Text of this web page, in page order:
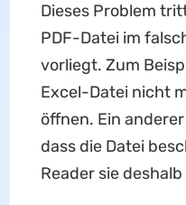
Dieses Problem
PDF-Datei im
vorliegt. Zum
Excel-Datei nicht
öffnen. Ein
dass die Datei
Reader sie